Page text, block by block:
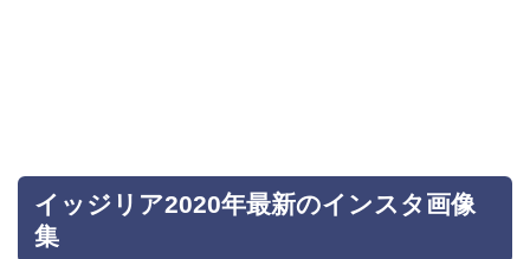
イッジリア2020年最新のインスタ画像
集